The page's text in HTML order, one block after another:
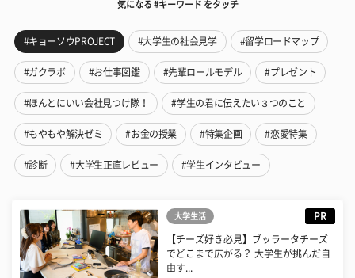
気になる #キーワード をタッチ
#キョーソウPROJECT #大学生の社会見学 #留学ロードマップ
#ガクラボ #お仕事図鑑 #先輩ロールモデル #プレゼント
#ほんとにいい会社見つけ隊！ #学生の君に伝えたい３つのこと
#もやもや解決ゼミ #お金の授業 #特集企画 #恋愛特集
#診断 #大学生正直レビュー #学生インタビュー
大学生活 PR
【チーズ好き必見】ブッラータチーズ
でどこまで広がる？ 大学生が挑んだ自
由す...